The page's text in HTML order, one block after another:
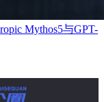
Mythos5与GPT-